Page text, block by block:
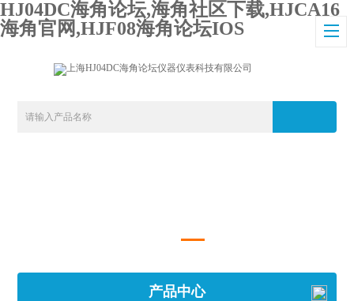
HJ04DC海角论坛,海角社区下载,HJCA16
海角官网,HJF08海角论坛IOS
产品中心